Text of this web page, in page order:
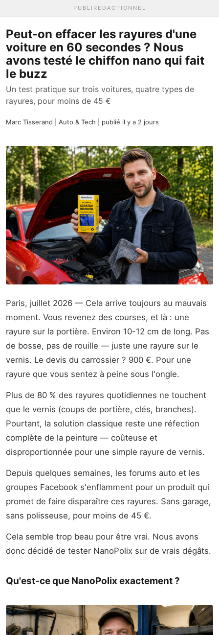
PUBLIREDACTIONNEL
Peut-on effacer les rayures d'une
voiture en 60 secondes ? Nous
avons testé le chiffon nano qui fait
le buzz
Un test pratique sur trois voitures, quatre types de
rayures, pour moins de 45 €
Marc Tisserand | Auto & Tech | publié il y a 2 jours
Paris, juillet 2026 — Cela arrive toujours au mauvais
moment. Vous revenez des courses, et là : une
rayure sur la portière. Environ 10-12 cm de long. Pas
de bosse, pas de rouille — juste une rayure sur le
vernis. Le devis du carrossier ? 900 €. Pour une
rayure que vous sentez à peine sous l'ongle.
Plus de 80 % des rayures quotidiennes ne touchent
que le vernis (coups de portière, clés, branches).
Pourtant, la solution classique reste une réfection
complète de la peinture — coûteuse et
disproportionnée pour une simple rayure de vernis.
Depuis quelques semaines, les forums auto et les
groupes Facebook s'enflamment pour un produit qui
promet de faire disparaître ces rayures. Sans garage,
sans polisseuse, pour moins de 45 €.
Cela semble trop beau pour être vrai. Nous avons
donc décidé de tester NanoPolix sur de vrais dégâts.
Qu'est-ce que NanoPolix exactement ?